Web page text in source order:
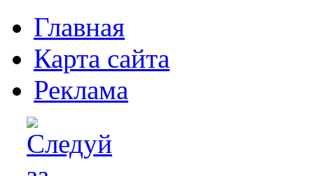
Главная
Карта сайта
Реклама